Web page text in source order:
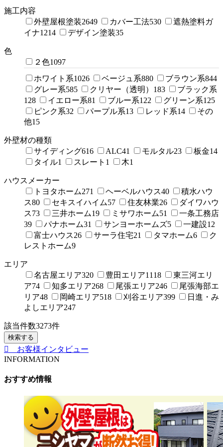
施工内容
外壁屋根塗装2649 カバー工法530
遮熱塗料ガ
イナ1214 デザイン塗装35
色
２色1097
ホワイト系1026 ベージュ系880 ブラウン系844
グレー系585 クリヤー（透明） 183
ブラック系
128
イエロー系81 ブルー系122 グリーン系125
ピンク系32 パープル系13 レッド系14
その
他15
外壁材の種類
サイディング616 ALC41 モルタル23 板金14
タイル1 スレート 1 木1
ハウスメーカー
トヨタホーム271 ヘーベルハウス40
積水ハウ
ス80 セキスイハイム57 住友林業26
ダイワハウ
ス73 三井ホーム19 ミサワホーム51
一条工務店
39
パナホーム31 サンヨーホームズ5 一建設12
富士ハウス26 サーラ住宅21 タマホーム6
ク
レストホーム9
エリア
名古屋エリア320 豊田エリア1118
東三河エリ
ア74 知多エリア268 尾張エリア246
尾張海部エ
リア48 岡崎エリア518 刈谷エリア399
日進・み
よしエリア247
該当件数3273件
検索する
お客様インタビュー
INFORMATION
おすすめ情報